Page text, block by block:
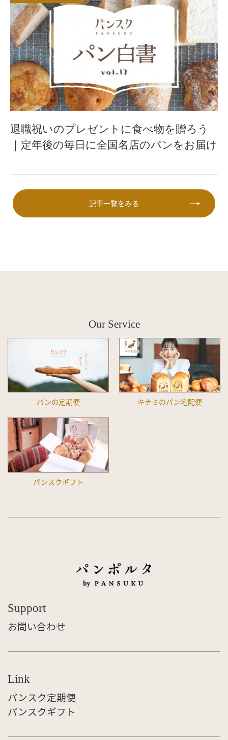
退職祝いのプレゼントに食べ物を贈ろう
｜定年後の毎日に全国名店のパンをお届け
記事一覧をみる
Our Service
パンの定期便 キナミのパン宅配便
パンスクギフト
Support
お問い合わせ
Link
パンスク定期便
パンスクギフト